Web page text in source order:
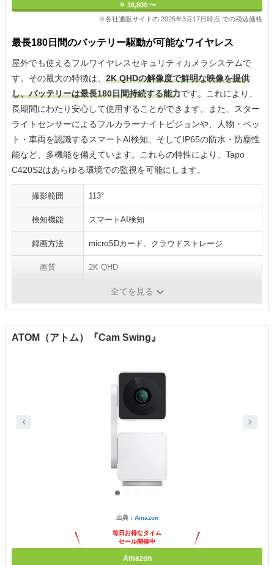
￥ 16,800 〜
※各社通販サイトの 2025年3月17日時点 での税込価格
最長180日間のバッテリー駆動が可能なワイヤレス
屋外でも使えるフルワイヤレスセキュリティカメラシステムで
す。その最大の特徴は、 2K QHDの解像度で鮮明な映像を提供
し、バッテリーは最長180日間持続する能力です。これにより、
長期間にわたり安心して使用することができます。また、スター
ライトセンサーによるフルカラーナイトビジョンや、人物・ペッ
ト・車両を認識するスマートAI検知、そしてIP65の防水・防塵性
能など、多機能を備えています。これらの特性により、Tapo
C420S2はあらゆる環境での監視を可能にします。
撮影範囲 113°
検知機能 スマートAI検知
録画方法 microSDカード、クラウドストレージ
画質 2K QHD
全てを見る
ATOM（アトム）『Cam Swing』
出典： Amazon
毎日お得なタイム
セール開催中
Amazon